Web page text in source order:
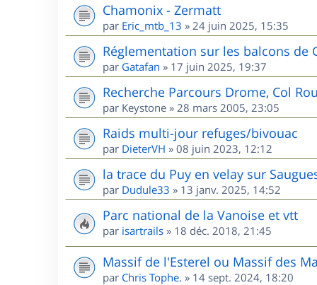
Chamonix - Zermatt
par Eric_mtb_13 » 24 juin 2025, 15:35
Réglementation sur les balcons de
par Gatafan » 17 juin 2025, 19:37
Recherche Parcours Drome, Col
par Keystone » 28 mars 2005, 23:05
Raids multi-jour refuges/bivouac
par DieterVH » 08 juin 2023, 12:12
la trace du Puy en velay sur
par Dudule33 » 13 janv. 2025, 14:52
Parc national de la Vanoise et vtt
par isartrails » 18 déc. 2018, 21:45
Massif de l'Esterel ou Massif des
par Chris Tophe. » 14 sept. 2024, 18:20